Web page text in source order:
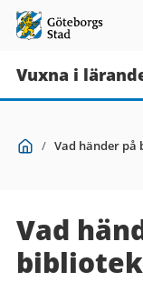
Vuxna i
Du Start
/ Vad händer på
Vad